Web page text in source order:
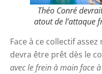
Théo Conré
atout de l’attaque
Face à ce collectif
devra être prêt dès le
avec le frein à main face